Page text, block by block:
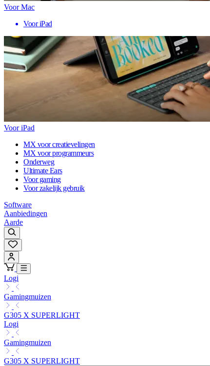
Voor Mac
Voor iPad
Voor iPad
MX voor creatievelingen
MX voor programmeurs
Onderweg
Ultimate Ears
Voor gaming
Voor zakelijk gebruik
Software
Aanbiedingen
Aarde
Logi
Gamingmuizen
G305 X SUPERLIGHT
Logi
Gamingmuizen
G305 X SUPERLIGHT